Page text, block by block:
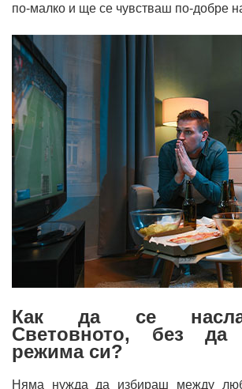
по-малко и ще се чувстваш по-добре
Как да се
Световното, без да
режима си?
Няма нужда да избираш между